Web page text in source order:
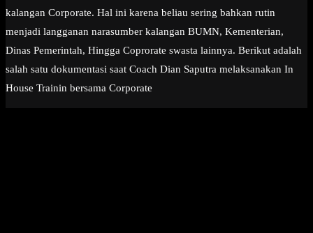
kalangan Corporate. Hal ini karena beliau sering bahkan rutin
menjadi langganan narasumber kalangan BUMN, Kementerian,
Dinas Pemerintah, Hingga Coprorate swasta lainnya. Berikut adalah
salah satu dokumentasi saat Coach Dian Saputra melaksanakan In
House Trainin bersama Corporate